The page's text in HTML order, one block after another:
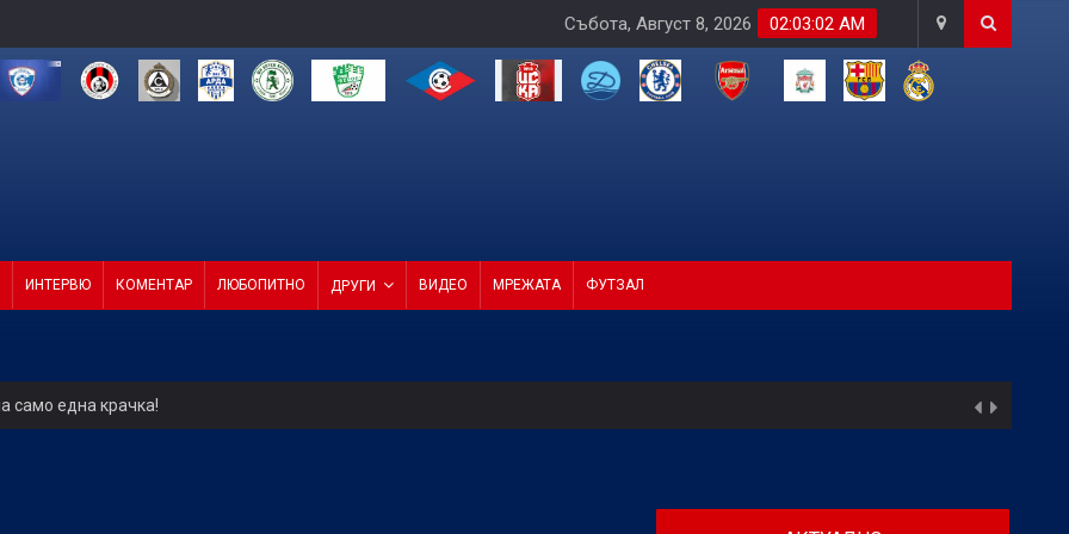
02:03:03 AM
Събота, Август 8, 2026
ИНТЕРВЮ КОМЕНТАР ЛЮБОПИТНО ДРУГИ ВИДЕО МРЕЖАТА ФУТЗАЛ
само една крачка!
от 4 в efbet Лига (ВИДЕО)